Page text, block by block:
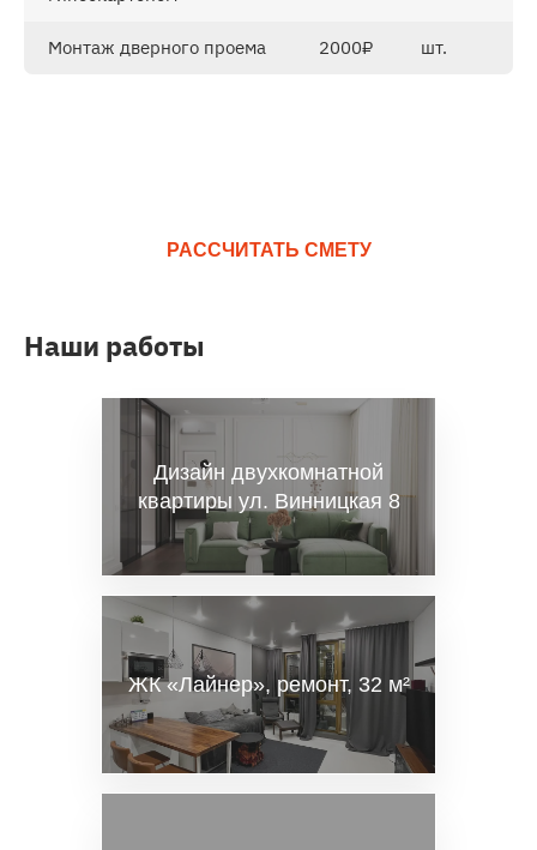
Монтаж дверного проема 2000₽ шт.
РАССЧИТАТЬ СМЕТУ
Наши работы
Дизайн двухкомнатной
квартиры ул. Винницкая 8
ЖК «Лайнер», ремонт, 32 м²